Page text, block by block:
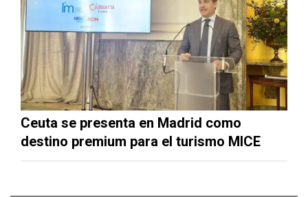
Ceuta se presenta en Madrid como
destino premium para el turismo MICE